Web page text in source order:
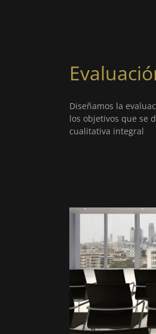
Diseñamos la
los objetivos que se
cualitativa integral